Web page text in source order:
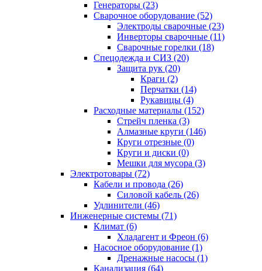
Генераторы (23)
Сварочное оборудование (52)
Электроды сварочные (23)
Инверторы сварочные (11)
Сварочные горелки (18)
Спецодежда и СИЗ (20)
Защита рук (20)
Краги (2)
Перчатки (14)
Рукавицы (4)
Расходные материалы (152)
Стрейч пленка (3)
Алмазные круги (146)
Круги отрезные (0)
Круги и диски (0)
Мешки для мусора (3)
Электротовары (72)
Кабели и провода (26)
Силовой кабель (26)
Удлинители (46)
Инженерные системы (71)
Климат (6)
Хладагент и Фреон (6)
Насосное оборудование (1)
Дренажные насосы (1)
Канализация (64)